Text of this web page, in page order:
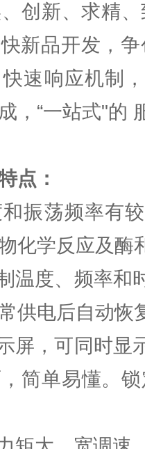
、创新、求精
新品开发，
速响应机制
，“一站式"的
点：
振荡频率有
化学反应及酶
温度、频率和
供电后自动恢
屏，可同时显
简单易懂。